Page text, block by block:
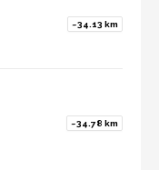
~34.13 km
~34.78 km